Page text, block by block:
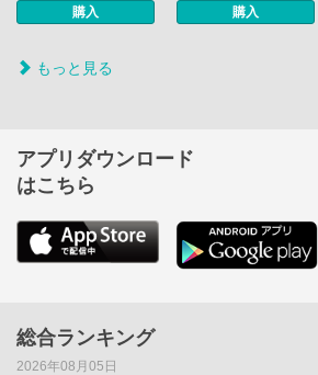
購入 購入
もっと見る
アプリダウンロード
はこちら
総合ランキング
2026年08月05日